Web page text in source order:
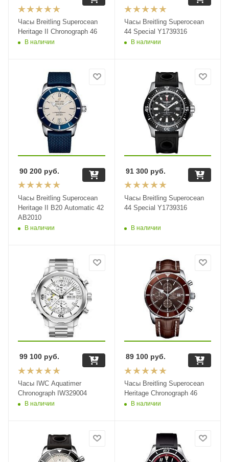
Часы Breitling Superocean
Heritage II Chronograph 46
В наличии
Часы Breitling Superocean
44 Special Y1739316
В наличии
Часы Breitling Superocean
Heritage II B20 Automatic 42
AB2010
В наличии
90 200 руб.
Часы Breitling Superocean
44 Special Y1739316
В наличии
91 300руб.
Часы IWC Aquatimer
Chronograph IW329004
В наличии
99 100 руб.
Часы Breitling Superocean
Heritage Chronograph 46
В наличии
89 100руб.